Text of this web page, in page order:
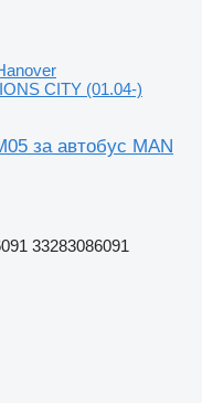
CITY (01.04-)
за автобус MAN
33283086091